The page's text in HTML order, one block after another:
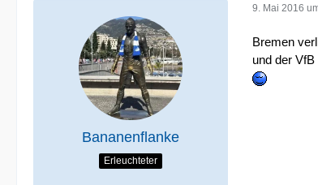
Bananenflanke
Erleuchteter
9. Mai 2016
Bremen
und der